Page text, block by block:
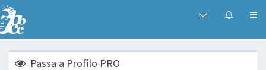
Passa a Profilo PRO